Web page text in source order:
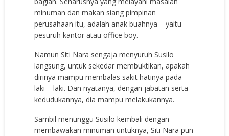
minuman dan makan siang pimpinan
perusahaan itu, adalah anak buahnya – yaitu
pesuruh kantor atau office boy.
Namun Siti Nara sengaja menyuruh Susilo
langsung, untuk sekedar membuktikan, apakah
dirinya mampu membalas sakit hatinya pada
laki – laki. Dan nyatanya, dengan jabatan serta
kedudukannya, dia mampu melakukannya.
Sambil menunggu Susilo kembali dengan
membawakan minuman untuknya, Siti Nara pun